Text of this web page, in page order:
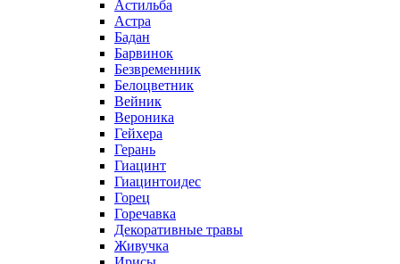
Астильба
Астра
Бадан
Барвинок
Безвременник
Белоцветник
Вейник
Вероника
Гейхера
Герань
Гиацинт
Гиацинтоидес
Горец
Горечавка
Декоративные травы
Живучка